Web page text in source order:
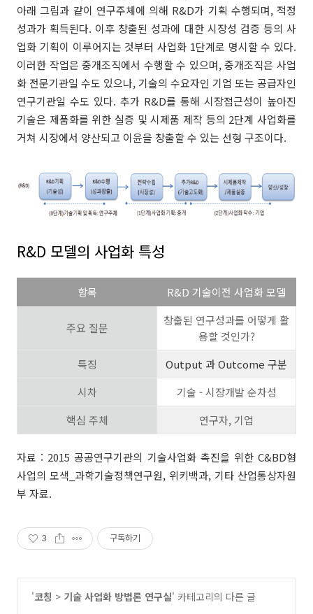
아래 그림과 같이 연구주체에 의해 R&D가 기획 수행되며, 적정
성과가 획득된다. 이후 창출된 성과에 대한 시장성 검증 등의 사
업화 기획이 이루어지는 것부터 사업화 1단계로 명시할 수 있다.
이러한 작업은 중개조직에서 수행할 수 있으며, 중개조직은 사업
화 전문기관일 수도 있으나, 기술의 수요자인 기업 또는 공급자인
연구기관일 수도 있다. 추가 R&D를 통해 시장접근성이 높아진
기술은 제품화를 위한 실증 및 시제품 제작 등의 2단계 사업화를
거쳐 시장에서 양산되고 이윤을 창출할 수 있는 선형 구조이다.
R&D 모델의 사업화 특성
항목 R&D 기술이전 사업화 모델
주요 질문
창출된 연구성과를 어떻게 활
용할 것인가?
특징
Output 과 Outcome 구분
시차
기술 - 시장개발 순차성
핵심 주체
연구자, 기업
자료 : 2015 공공연구기관의 기술사업화 촉진을 위한 C&BD형
사업의 모색_과학기술정책연구원, 위키백과, 기타 산업통상자원
부 자료.
3 구독하기
'코칭 > 기술 사업화 방법론 연구실' 카테고리의 다른 글